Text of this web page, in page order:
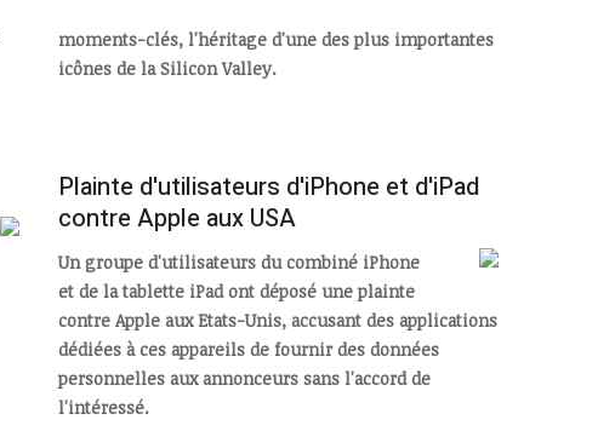
moments-clés, l'héritage d'une des plus importantes
icônes de la Silicon Valley.
Plainte d'utilisateurs d'iPhone et d'iPad
contre Apple aux USA
Un groupe d'utilisateurs du combiné iPhone
et de la tablette iPad ont déposé une plainte
contre Apple aux Etats-Unis, accusant des applications
dédiées à ces appareils de fournir des données
personnelles aux annonceurs sans l'accord de
l'intéressé.